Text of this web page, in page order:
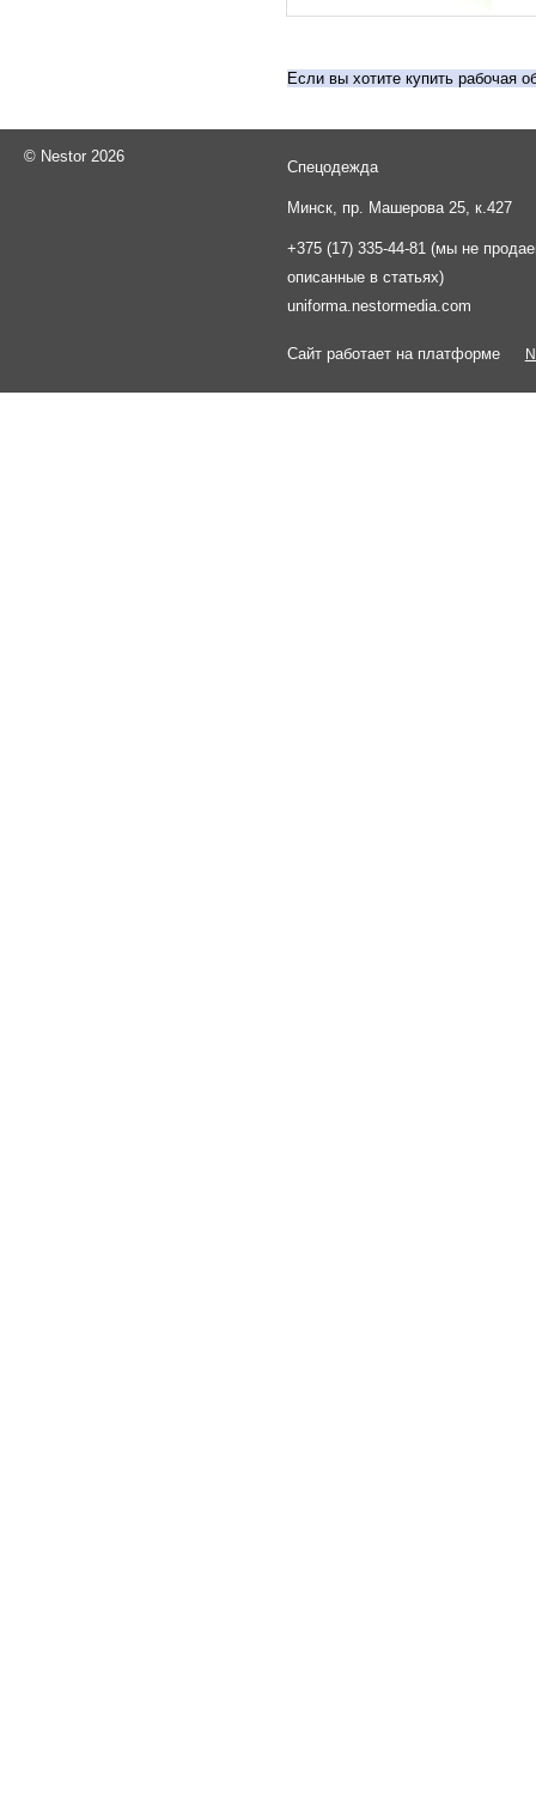
Если вы хотите купить рабочая
© Nestor 2026
Спецодежда
Минск, пр. Машерова 25, к.427
+375 (17) 335-44-81 (мы не
описанные в статьях)
uniforma.nestormedia.com
Сайт работает на платформе